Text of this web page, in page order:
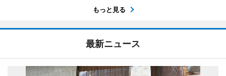
もっと見る
最新ニュース